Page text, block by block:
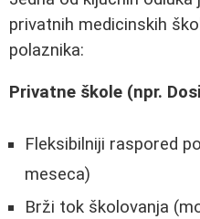
privatnih medicinskih
polaznika:
Privatne škole (npr.
Fleksibilniji raspored
meseca)
Brži tok školovanja